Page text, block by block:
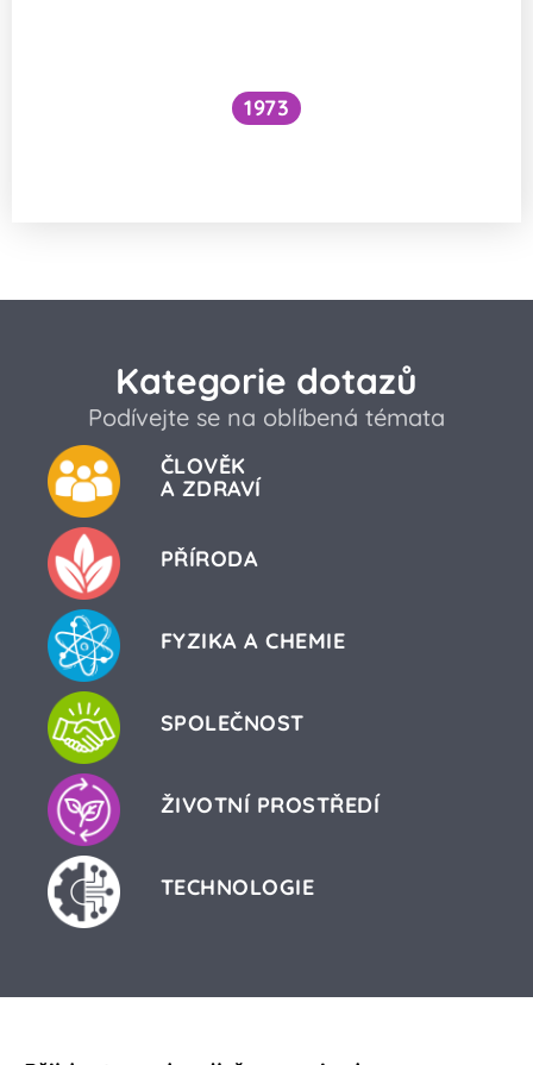
1973
Kategorie dotazů
Podívejte se na oblíbená témata
ČLOVĚK
A ZDRAVÍ
PŘÍRODA
FYZIKA A CHEMIE
SPOLEČNOST
ŽIVOTNÍ PROSTŘEDÍ
TECHNOLOGIE